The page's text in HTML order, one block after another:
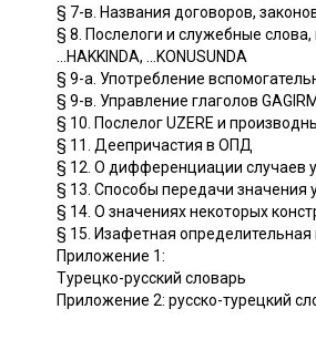
§ 7-в. Названия договоров,
§ 8. Послелоги и служебные слова,
...HAKKINDA, ...KONUSUNDA
§ 9-a. Употребление
§ 9-в. Управление глаголов
§ 10. Послелог UZERE и
§ 11. Деепричастия в ОПД
§ 12. О дифференциации случаев
§ 13. Способы передачи значения
§ 14. О значениях некоторых
§ 15. Изафетная определительная
Приложение 1:
Турецко-русский словарь
Приложение 2: русско-турецкий